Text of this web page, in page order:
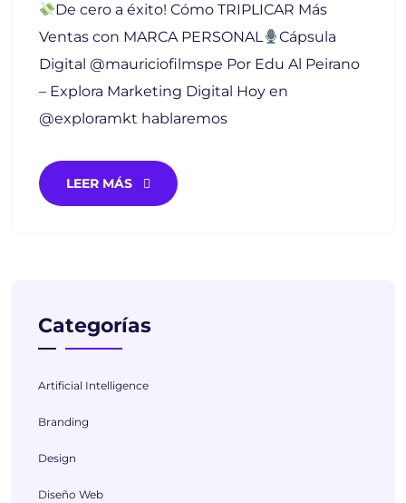
De cero a éxito! Cómo TRIPLICAR Más
Ventas con MARCA PERSONAL
Cápsula
Digital @mauriciofilmspe Por Edu Al Peirano
– Explora Marketing Digital Hoy en
@exploramkt hablaremos
LEER MÁS
Categorías
Artificial Intelligence
Branding
Design
Diseño Web